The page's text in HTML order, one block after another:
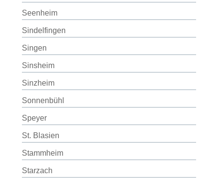
Seenheim
Sindelfingen
Singen
Sinsheim
Sinzheim
Sonnenbühl
Speyer
St. Blasien
Stammheim
Starzach